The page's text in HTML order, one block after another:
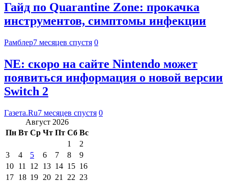
Гайд по Quarantine Zone: прокачка
инструментов, симптомы инфекции
Рамблер7 месяцев спустя 0
NE: скоро на сайте Nintendo может
появиться информация о новой версии
Switch 2
Газета.Ru7 месяцев спустя 0
Август 2026
Пн Вт Ср Чт Пт Сб Вс
1
2
3
4 5 6 7 8
9
10 11 12 13 14 15 16
17 18 19 20 21 22 23